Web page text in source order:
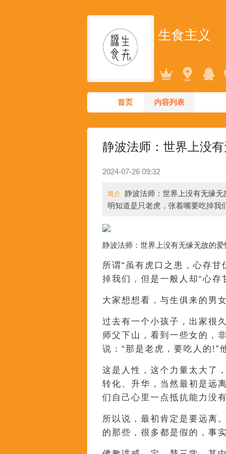
生食主义
首页 内容列表
静波法师：世界上没
2024-07-26 09:32
简介 静波法师：世界上没有无缘无
明知道是只老虎，张着嘴要吃掉我
静波法师：世界上没有无缘无故的爱
所谓“虽有虎口之患，心存
掉我们，但是一般人却“心存
大家想想看，与生俱来的男
过去有一个小孩子，出家很
师父下山，看到一些女的，
说：“那是老虎，要吃人的!”
这是人性，这个力量太大了
转化、升华，当然最初是远
们自己心里一点抵抗能力没
所以说，最初肯定是要远离
的那些，很多都是假的，事